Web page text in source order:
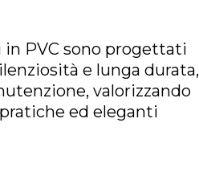
PVC sono progettati
e lunga durata,
valorizzando
ed eleganti